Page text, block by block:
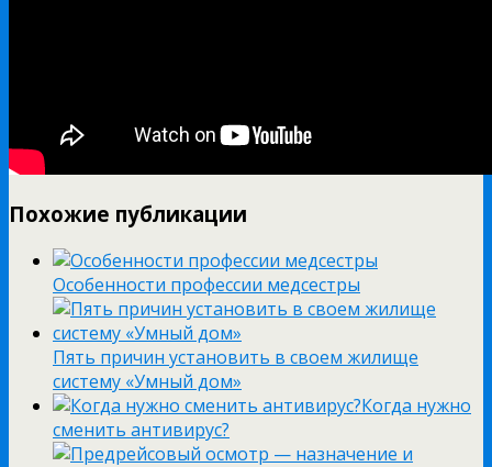
Похожие публикации
Особенности профессии медсестры
Пять причин установить в своем жилище
систему «Умный дом»
Когда нужно
сменить антивирус?